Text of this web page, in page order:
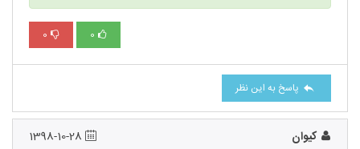
0
0
پاسخ به این نظر
کیوان